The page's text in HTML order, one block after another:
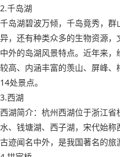
2.千岛湖
千岛湖碧波万倾，千岛竟秀，
异，还有种类众多的生物资源
中外的岛湖风景特点。近年来
较高、内涵丰富的羡山、屏峰
14处景点。
3.西湖
西湖简介：杭州西湖位于浙江
水、钱塘湖、西子湖，宋代始
古迹闻名中外，是我国著名的旅